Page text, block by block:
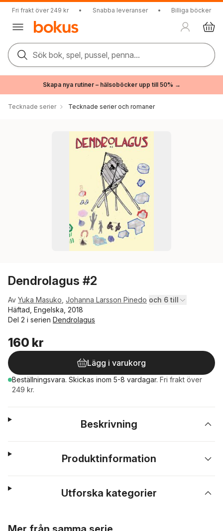
Fri frakt över 249 kr • Snabba leveranser • Billiga böcker
Sök bok, spel, pussel, penna...
Skapa nya rutiner – hälsoböcker upp till 50% →
Tecknade serier Tecknade serier och romaner
Dendrolagus #2
Av Yuka Masuko Johanna Larsson Pinedo och 6 till
Häftad, Engelska, 2018
Del 2 i serien Dendrolagus
160 kr
Lägg i varukorg
Beställningsvara. Skickas inom 5-8 vardagar. Fri frakt över
249 kr.
Beskrivning
Produktinformation
Utforska kategorier